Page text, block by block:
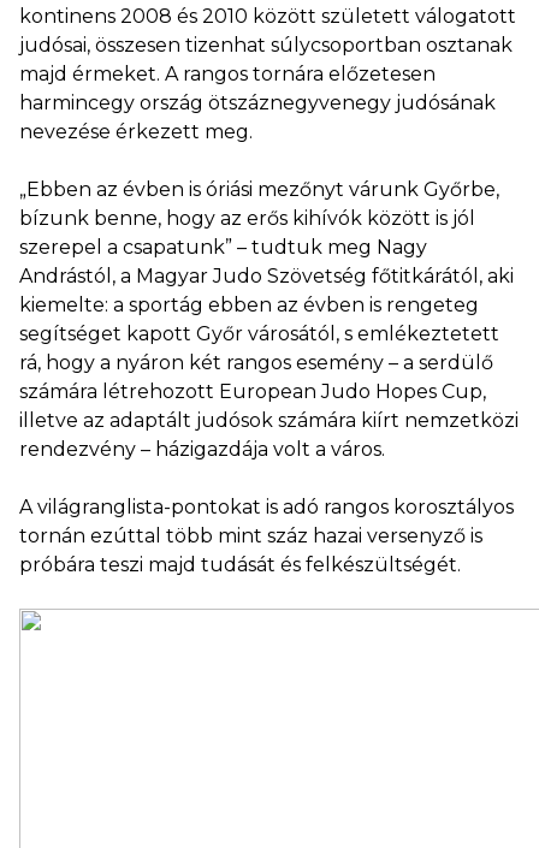
kontinens 2008 és 2010 között született válogatott
judósai, összesen tizenhat súlycsoportban osztanak
majd érmeket. A rangos tornára előzetesen
harmincegy ország ötszáznegyvenegy judósának
nevezése érkezett meg.
„Ebben az évben is óriási mezőnyt várunk Győrbe,
bízunk benne, hogy az erős kihívók között is jól
szerepel a csapatunk” – tudtuk meg Nagy
Andrástól, a Magyar Judo Szövetség főtitkárától, aki
kiemelte: a sportág ebben az évben is rengeteg
segítséget kapott Győr városától, s emlékeztetett
rá, hogy a nyáron két rangos esemény – a serdülő
számára létrehozott European Judo Hopes Cup,
illetve az adaptált judósok számára kiírt nemzetközi
rendezvény – házigazdája volt a város.
A világranglista-pontokat is adó rangos korosztályos
tornán ezúttal több mint száz hazai versenyző is
próbára teszi majd tudását és felkészültségét.